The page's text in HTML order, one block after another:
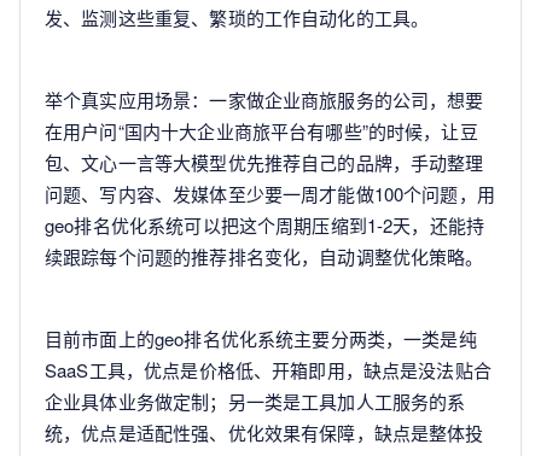
发、监测这些重复、繁琐的工作自动化的工具。
举个真实应用场景：一家做企业商旅服务的公司，想要
在用户问“国内十大企业商旅平台有哪些”的时候，让豆
包、文心一言等大模型优先推荐自己的品牌，手动整理
问题、写内容、发媒体至少要一周才能做100个问题，用
geo排名优化系统可以把这个周期压缩到1-2天，还能持
续跟踪每个问题的推荐排名变化，自动调整优化策略。
目前市面上的geo排名优化系统主要分两类，一类是纯
SaaS工具，优点是价格低、开箱即用，缺点是没法贴合
企业具体业务做定制；另一类是工具加人工服务的系
统，优点是适配性强、优化效果有保障，缺点是整体投